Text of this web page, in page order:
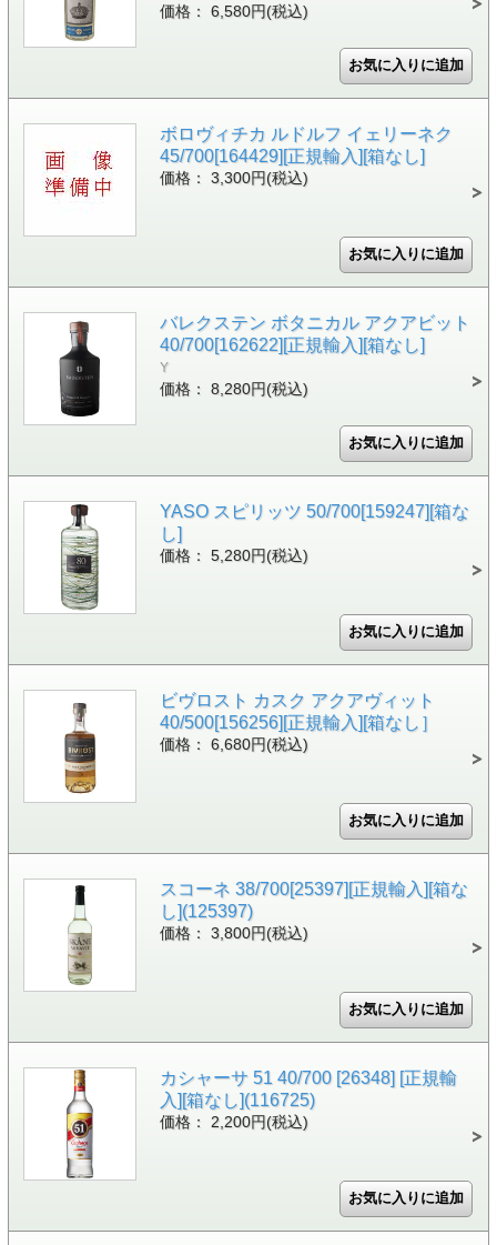
価格： 6,580円(税込)
ボロヴィチカ ルドルフ イェリーネク
45/700[164429][正規輸入][箱なし]
価格： 3,300円(税込)
バレクステン ボタニカル アクアビット
40/700[162622][正規輸入][箱なし]
Y
価格： 8,280円(税込)
YASO スピリッツ 50/700[159247][箱な
し]
価格： 5,280円(税込)
ビヴロスト カスク アクアヴィット
40/500[156256][正規輸入][箱なし］
価格： 6,680円(税込)
スコーネ 38/700[25397][正規輸入][箱な
し](125397)
価格： 3,800円(税込)
カシャーサ 51 40/700 [26348] [正規輸
入][箱なし](116725)
価格： 2,200円(税込)